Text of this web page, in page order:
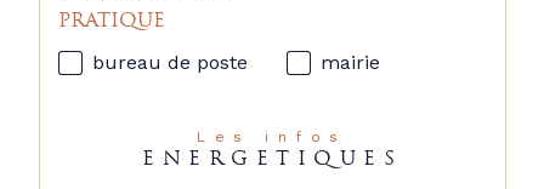
PRATIQUE
bureau de poste mairie
Les infos
ENERGETIQUES